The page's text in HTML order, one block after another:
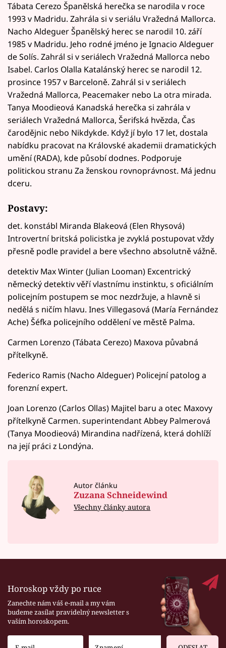
Tábata Cerezo Španělská herečka se narodila v roce
1993 v Madridu. Zahrála si v seriálu Vražedná Mallorca.
Nacho Aldeguer Španělský herec se narodil 10. září
1985 v Madridu. Jeho rodné jméno je Ignacio Aldeguer
de Solís. Zahrál si v seriálech Vražedná Mallorca nebo
Isabel. Carlos Olalla Katalánský herec se narodil 12.
prosince 1957 v Barceloně. Zahrál si v seriálech
Vražedná Mallorca, Peacemaker nebo La otra mirada.
Tanya Moodieová Kanadská herečka si zahrála v
seriálech Vražedná Mallorca, Šerifská hvězda, Čas
čarodějnic nebo Nikdykde. Když jí bylo 17 let, dostala
nabídku pracovat na Královské akademii dramatických
umění (RADA), kde působí dodnes. Podporuje
politickou stranu Za ženskou rovnoprávnost. Má jednu
dceru.
Postavy:
det. konstábl Miranda Blakeová (Elen Rhysová)
Introvertní britská policistka je zvyklá postupovat vždy
přesně podle pravidel a bere všechno absolutně vážně.
detektiv Max Winter (Julian Looman) Excentrický
německý detektiv věří vlastnímu instinktu, s oficiálním
policejním postupem se moc nezdržuje, a hlavně si
nedělá s ničím hlavu. Ines Villegasová (María Fernández
Ache) Šéfka policejního oddělení ve městě Palma.
Carmen Lorenzo (Tábata Cerezo) Maxova půvabná
přítelkyně.
Federico Ramis (Nacho Aldeguer) Policejní patolog a
forenzní expert.
Joan Lorenzo (Carlos Ollas) Majitel baru a otec Maxovy
přítelkyně Carmen. superintendant Abbey Palmerová
(Tanya Moodieová) Mirandina nadřízená, která dohlíží
na její práci z Londýna.
Autor článku
Zuzana Schneidewind
Všechny články autora
Horoskop vždy po ruce
Zanechte nám váš e-mail a my vám
budeme zasílat pravidelný newsletter s
vaším horoskopem.